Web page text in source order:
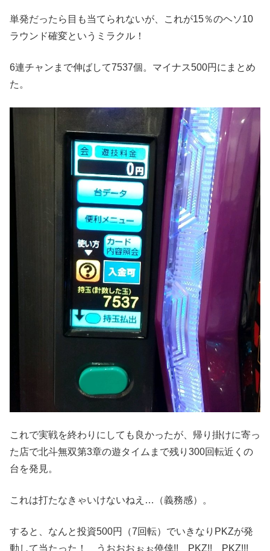
単発だったら目も当てられないが、これが15％のヘソ10
ラウンド確変というミラクル！
6連チャンまで伸ばして7537個。マイナス500円にまとめ
た。
これで実戦を終わりにしても良かったが、帰り掛けに寄っ
た店で北斗無双第3章の遊タイムまで残り300回転近くの
台を発見。
これは打たなきゃいけないねえ…（義務感）。
すると、なんと投資500円（7回転）でいきなりPKZが発
動して当たった！ うおおおぉぉ僥倖!! PKZ!! PKZ!!!